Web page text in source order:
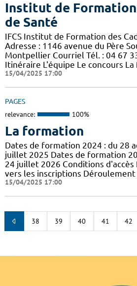
Institut de Formation
de Santé
IFCS Institut de Formation des
Adresse : 1146 avenue du Père
Montpellier Courriel Tél. : 04 67
Itinéraire L'équipe Le concours
15/04/2025 17:00
PAGES
relevance: 100%
La formation
Dates de formation 2024 : du 28
juillet 2025 Dates de formation
24 juillet 2026 Conditions d'accès
vers les inscriptions
15/04/2025 17:00
38 39 40 41 42